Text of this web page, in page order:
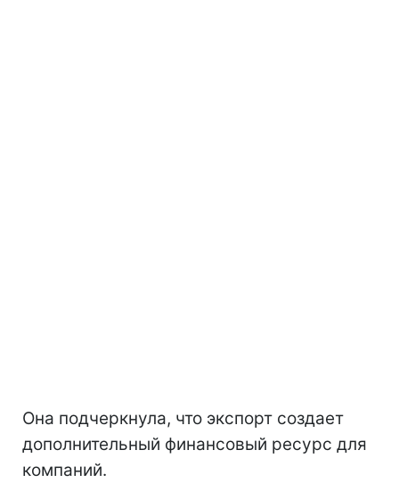
Она подчеркнула, что экспорт создает
дополнительный финансовый ресурс для
компаний.